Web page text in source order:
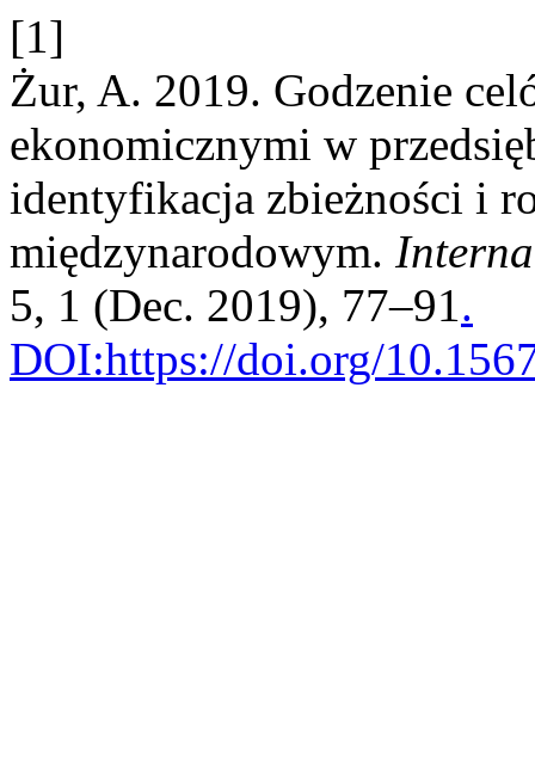
[1]
Żur, A. 2019. Godzenie
ekonomicznymi w
identyfikacja zbieżności i
międzynarodowym.
5, 1 (Dec. 2019), 77–91.
DOI:https://doi.org/